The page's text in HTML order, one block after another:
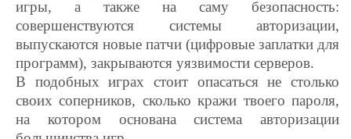
игры, а также на саму безопасность:
совершенствуются системы авторизации,
выпускаются новые патчи (цифровые заплатки для
программ), закрываются уязвимости серверов.
В подобных играх стоит опасаться не столько
своих соперников, сколько кражи твоего пароля,
на котором основана система авторизации